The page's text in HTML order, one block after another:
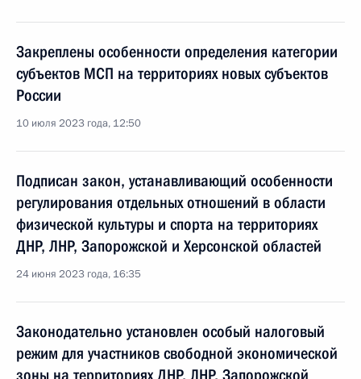
Закреплены особенности определения категории
субъектов МСП на территориях новых субъектов
России
10 июля 2023 года, 12:50
Подписан закон, устанавливающий особенности
регулирования отдельных отношений в области
физической культуры и спорта на территориях
ДНР, ЛНР, Запорожской и Херсонской областей
24 июня 2023 года, 16:35
Законодательно установлен особый налоговый
режим для участников свободной экономической
зоны на территориях ДНР, ЛНР, Запорожской